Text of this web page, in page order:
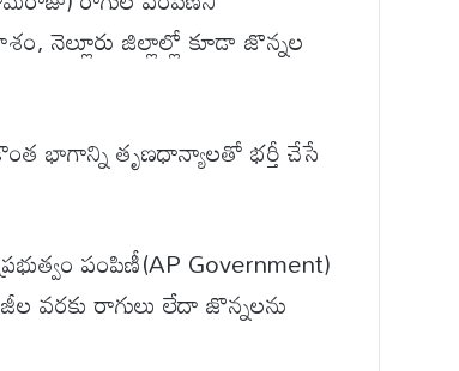
నెల్లూరు జిల్లాల్లో కూడా జొన్నల
భాగాన్ని తృణధాన్యాలతో భర్తీ చేసే
పంపిణీ(AP Government)
వరకు రాగులు లేదా జొన్నలను